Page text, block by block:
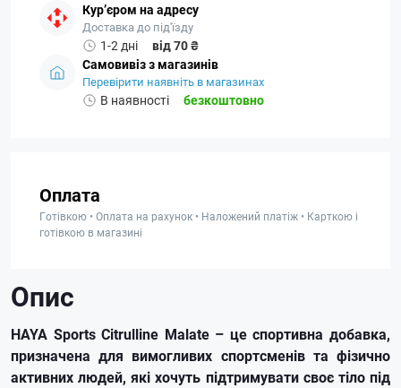
Кур’єром на адресу
Доставка до під'їзду
1-2 дні
від 70 ₴
Самовивіз з магазинів
Перевірити наявніть в магазинах
В наявності безкоштовно
Оплата
Готівкою • Оплата на рахунок • Наложений платіж • Карткою і
готівкою в магазині
Опис
HAYA Sports Citrulline Malate – це спортивна добавка,
призначена для вимогливих спортсменів та фізично
активних людей, які хочуть підтримувати своє тіло під